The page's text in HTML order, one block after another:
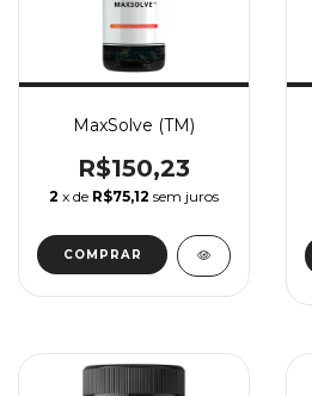
MaxSolve (TM)
R$150,23
2 x de R$75,12 sem juros
COMPRAR